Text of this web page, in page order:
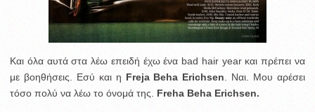
Και όλα αυτά στα λέω επειδή έχω ένα bad hair year και πρέπει να
με βοηθήσεις. Εσύ και η Freja Beha Erichsen . Ναι. Μου αρέσει
τόσο πολύ να λέω το όνομά της. Freha Beha Erichsen.